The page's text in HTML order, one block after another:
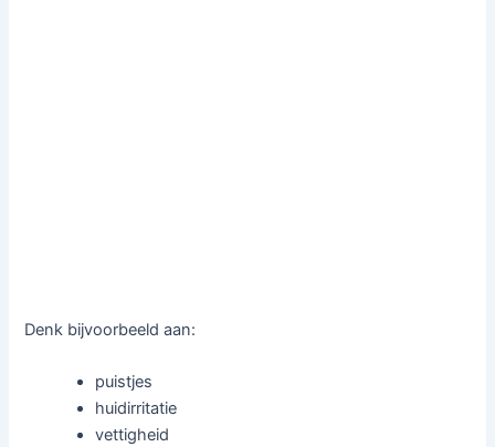
Denk bijvoorbeeld aan:
puistjes
huidirritatie
vettigheid